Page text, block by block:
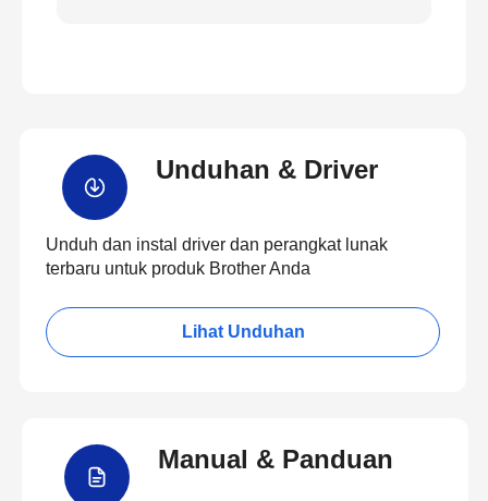
Unduhan & Driver
Unduh dan instal driver dan perangkat lunak
terbaru untuk produk Brother Anda
Lihat Unduhan
Manual & Panduan